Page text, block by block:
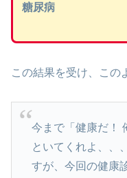
糖尿病
この結果を受け、この
今まで「健康だ！
といてくれよ、、
すが、今回の健康